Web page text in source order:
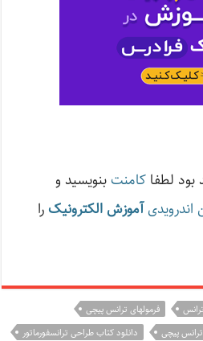
بود لطفاکامنت بنویسید و
اندرویدیآموزش الکترونیک را
فرمولهای ترانس پیچی
پیچی
دانلود کتاب طراحی ترانسفورماتور